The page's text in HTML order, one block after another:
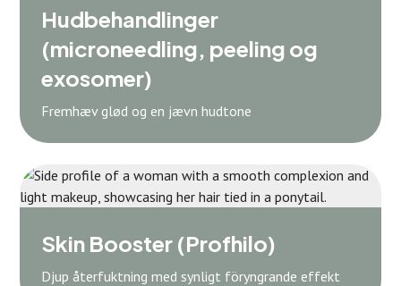
Hudbehandlinger
(microneedling, peeling og
exosomer)
Fremhæv glød og en jævn hudtone
Skin Booster (Profhilo)
Djup återfuktning med synligt föryngrande effekt